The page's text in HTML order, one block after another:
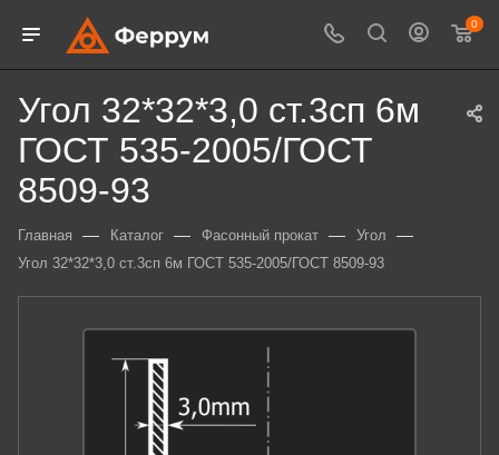
0
Угол 32*32*3,0 ст.3сп 6м
ГОСТ 535-2005/ГОСТ
8509-93
Главная — Каталог — Фасонный прокат — Угол —
Угол 32*32*3,0 ст.3сп 6м ГОСТ 535-2005/ГОСТ 8509-93